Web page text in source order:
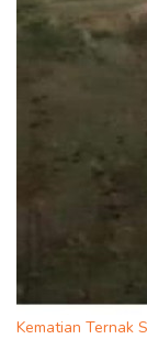
Kematian Ternak